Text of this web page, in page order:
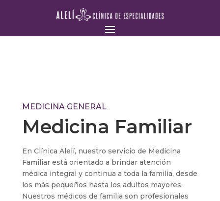
MEDICINA GENERAL
Medicina Familiar
En Clínica Alelí, nuestro servicio de Medicina
Familiar está orientado a brindar atención
médica integral y continua a toda la familia, desde
los más pequeños hasta los adultos mayores.
Nuestros médicos de familia son profesionales